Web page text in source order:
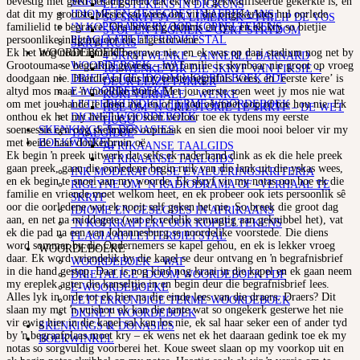
IDIOME EN GESEGDES IN AFRIKAANS
‘N KOPKRAPPERY OOR KOPPELTEKENS
PLAGIAAT/LETTERDIEFSTAL
WOORDEBOEKE
WOORDEBOEK – WAT
DRIETALIGE IDOOM WOORDEBOEK PDF
E-WOORDEBOEKE
LETTERKUNDIGE TERME WOORDEBOEK
DIGNET WOORDEBOEK
SKENKINGS & DONASIES
BOEKWINKEL
LEESTEKENS IN DIGKUNS
SO SKRYF JY ‘N LIMERICK – PHILIP DE VOS
STOF EN TEGNIEK – GERT STRYDOM
SKRYFKUNS
4 SKRYFWENKE – ANNERLE BARNARD
101 WENKE VIR DIE SKRYF VAN FIKSIE –
DEUR ELIZE PARKER
KORTVERHALE – WENKE
HOE OM ‘N GRILSTORIE TE SKRYF – DE WET
HUGO
TAALGIDSE
AFRIKAANSE TAALGIDS
AFRIKAANSE TAALGIDS
INK MODERATOR SE EVALUERINGSKRITERIA
RIGLYNE OM ‘N RADIODRAMA OF -VERHAAL TE
SKRYF
IDIOME EN GESEGDES IN AFRIKAANS
‘N KOPKRAPPERY OOR KOPPELTEKENS
PLAGIAAT/LETTERDIEFSTAL
WOORDEBOEKE
WOORDEBOEK – WAT
DRIETALIGE IDOOM WOORDEBOEK PDF
E-WOORDEBOEKE
LETTERKUNDIGE TERME WOORDEBOEK
DIGNET WOORDEBOEK
SKENKINGS & DONASIES
BOEKWINKEL
dat dit my grootste plesier sal wees om vir die ongekerktes hul oorlede
familielid te begrawe. Ons bevestig datums en tye, en ek kry so bietjie
persoonlike inligting oor die afgestorwene.
Ek het nog nooit iemand begrawe nie, en ek was op daai stadium nog net by
Grootouma se begrafnis gewees – my familie is skynbaar nie groot op vroeg
doodgaan nie. Hierdie sal dus my eerste begrafnis wees, en ‘eerste kere’ is
altyd mos maar ŉ moeilike storie. Met jou eerste soen weet jy mos nie wat
om met jou hande te doen nie, en of jy jou oë moet oop of toe hou nie. Ek
onthou ek het my hele lus vir soen verloor toe ek tydens my eerste
soensessie een oog skelmpies oopmaak en sien die mooi nooi beloer vir my
met beide haar donkerbruin oë.
Ek begin ŉ preek uitwerk dat selfs ek naderhand dink as ek die hele preek
gaan preek, gaan die oorledene begin ruik van die lank uit die yskas wees,
en ek begin te snoei aan my woorde. Ek skryf vir my notas oor hoe ek die
familie en vriende moet welkom heet, en ek probeer ook iets persoonlik sê
oor die oorledene wat ek nooit self geken het nie. So breek die groot dag
aan, en net na middagete (wat ek redelik senuagtig aan geknibbel het), vat
ek die pad na een van Johannesburg se noordelike voorstede. Die diens
word sommer by die Ondernemers se kapel gehou, en ek is lekker vroeg
daar. Ek word vriendelik by die kapel se deur ontvang en ŉ begrafnisbrief
in die hand gestop. Daar is nog kind nog kraai in die kapel en ek gaan neem
my ereplek agter die kanseltjie in en begin deur die begrafnisbrief lees.
Alles lyk in orde tot ek hier na die einde lees van die draers. Draers? Dit
slaan my met ŉ vuishou ek kan die tante wat so ongekerk gesterwe het nie
vir ewig hier in die kapel sal kan los nie, ek sal haar seker een of ander tyd
by ŉ begraafplaas moet kry – ek wens net ek het daaraan gedink toe ek my
notas so sorgvuldig voorberei het. Koue sweet slaan op my voorkop uit en